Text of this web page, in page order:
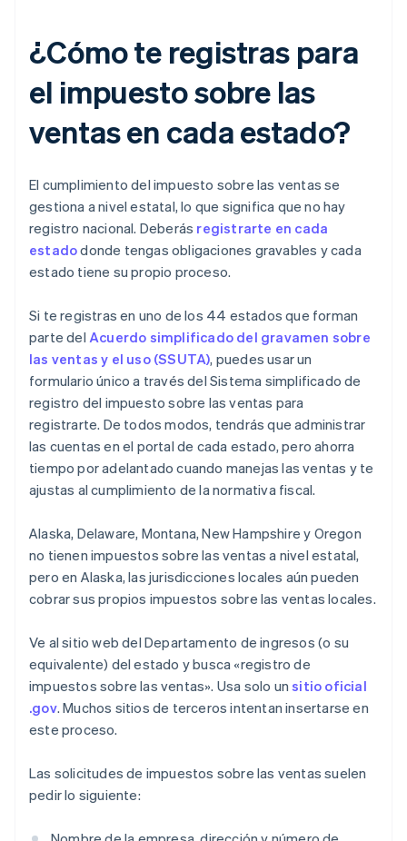
¿Cómo te registras para
el impuesto sobre las
ventas en cada estado?
El cumplimiento del impuesto sobre las ventas se
gestiona a nivel estatal, lo que significa que no hay
registro nacional. Deberás registrarte en cada
estadodonde tengas obligaciones gravables y cada
estado tiene su propio proceso.
Si te registras en uno de los 44 estados que forman
parte del Acuerdo simplificado del gravamen sobre
las ventas y el uso (SSUTA), puedes usar un
formulario único a través del Sistema simplificado de
registro del impuesto sobre las ventas para
registrarte. De todos modos, tendrás que administrar
las cuentas en el portal de cada estado, pero ahorra
tiempo por adelantado cuando manejas las ventas y te
ajustas al cumplimiento de la normativa fiscal.
Alaska, Delaware, Montana, New Hampshire y Oregon
no tienen impuestos sobre las ventas a nivel estatal,
pero en Alaska, las jurisdicciones locales aún pueden
cobrar sus propios impuestos sobre las ventas locales.
Ve al sitio web del Departamento de ingresos (o su
equivalente) del estado y busca «registro de
impuestos sobre las ventas». Usa solo unsitio oficial
.gov. Muchos sitios de terceros intentan insertarse en
este proceso.
Las solicitudes de impuestos sobre las ventas suelen
pedir lo siguiente: